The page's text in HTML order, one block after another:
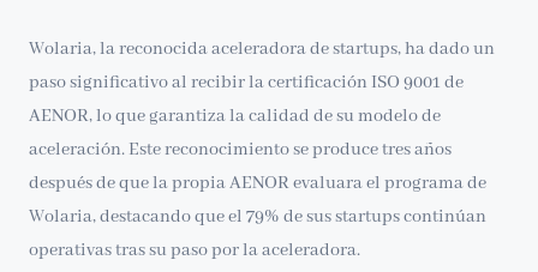
Wolaria, la reconocida aceleradora de startups, ha dado un
paso significativo al recibir la certificación ISO 9001 de
AENOR, lo que garantiza la calidad de su modelo de
aceleración. Este reconocimiento se produce tres años
después de que la propia AENOR evaluara el programa de
Wolaria, destacando que el 79% de sus startups continúan
operativas tras su paso por la aceleradora.